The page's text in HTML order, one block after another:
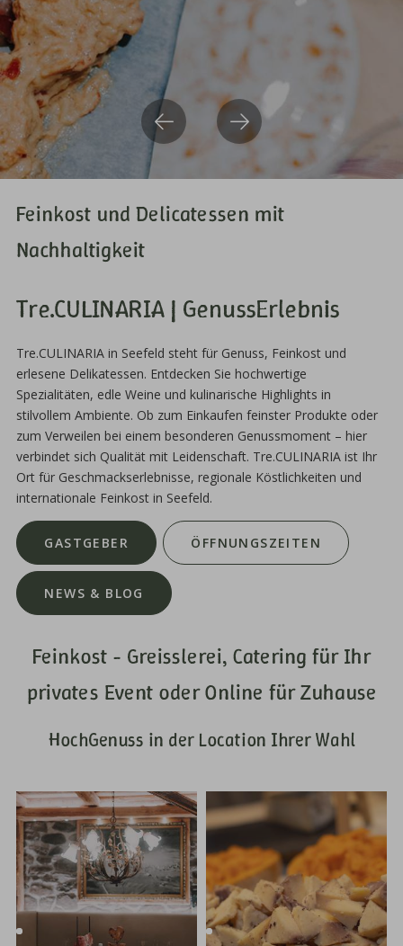
Feinkost und Delicatessen mit
Nachhaltigkeit
Tre.CULINARIA | GenussErlebnis
Tre.CULINARIA in Seefeld steht für Genuss, Feinkost und
erlesene Delikatessen. Entdecken Sie hochwertige
Spezialitäten, edle Weine und kulinarische Highlights in
stilvollem Ambiente. Ob zum Einkaufen feinster Produkte oder
zum Verweilen bei einem besonderen Genussmoment – hier
verbindet sich Qualität mit Leidenschaft. Tre.CULINARIA ist Ihr
Ort für Geschmackserlebnisse, regionale Köstlichkeiten und
internationale Feinkost in Seefeld.
GASTGEBER ÖFFNUNGSZEITEN
NEWS & BLOG
Feinkost - Greisslerei, Catering für Ihr
privates Event oder Online für Zuhause
HochGenuss in der Location Ihrer Wahl